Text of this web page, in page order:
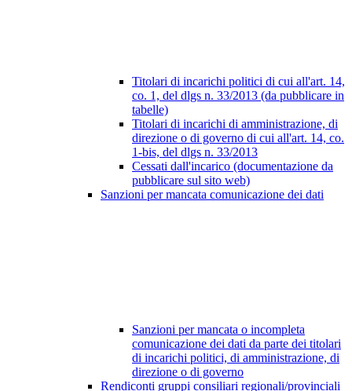
Titolari di incarichi politici di cui all'art. 14,
co. 1, del dlgs n. 33/2013 (da pubblicare in
tabelle)
Titolari di incarichi di amministrazione, di
direzione o di governo di cui all'art. 14, co.
1-bis, del dlgs n. 33/2013
Cessati dall'incarico (documentazione da
pubblicare sul sito web)
Sanzioni per mancata comunicazione dei dati
Sanzioni per mancata o incompleta
comunicazione dei dati da parte dei titolari
di incarichi politici, di amministrazione, di
direzione o di governo
Rendiconti gruppi consiliari regionali/provinciali